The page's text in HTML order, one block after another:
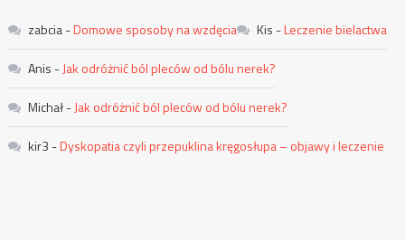
zabcia-Domowe sposoby na wzdęcia Kis -Leczenie bielactwa
Anis -Jak odróżnić ból pleców od bólu nerek?
Michał-Jak odróżnić ból pleców od bólu nerek?
kir3 -Dyskopatia czyli przepuklina kręgosłupa – objawy i leczenie